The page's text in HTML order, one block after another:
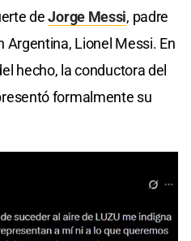
deJorge Messi, padre
Argentina, Lionel Messi. En
hecho, la conductora del
formalmente su